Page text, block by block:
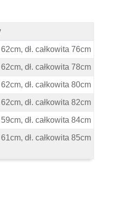
dł. całkowita 76cm
dł. całkowita 78cm
dł. całkowita 80cm
dł. całkowita 82cm
dł. całkowita 84cm
dł. całkowita 85cm